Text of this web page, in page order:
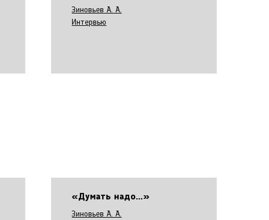
Зиновьев А. А.
Интервью
«Думать надо...»
Зиновьев А. А.